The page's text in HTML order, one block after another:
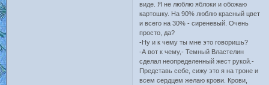
виде. Я не люблю яблоки и обожаю
картошку. На 90% люблю красный цвет
и всего на 30% - сиреневый. Очень
просто, да?
-Ну и к чему ты мне это говоришь?
-А вот к чему,- Темный Властелин
сделал неопределенный жест рукой.-
Представь себе, сижу это я на троне и
всем сердцем желаю крови. Крови,